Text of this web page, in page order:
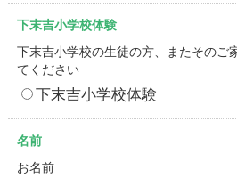
下末吉小学校体験
下末吉小学校の生徒の方、またそのご
てください
下末吉小学校体験
名前
お名前